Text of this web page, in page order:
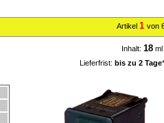
Artikel 1 von
Inhalt: 18 ml
Lieferfrist: bis zu 2 Tage